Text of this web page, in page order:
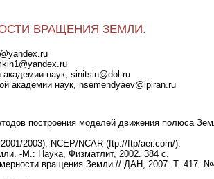
ВРАЩЕНИЯ ЗЕМЛИ.
наук, sinitsin@dol.ru
академии наук, nsemendyaev@ipiran.ru
построения моделей движения полюса
2003); NCEP/NCAR (ftp://ftp/aer.com/).
-М.: Наука, Физматлит, 2002. 384 с.
вращения Земли // ДАН, 2007. Т. 417.